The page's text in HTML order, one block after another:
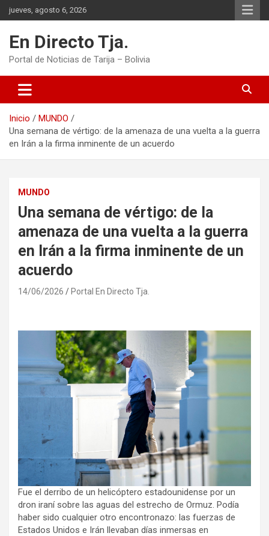
Saltar
al
jueves, agosto 6, 2026
En Directo Tja.
Portal de Noticias de Tarija – Bolivia
Inicio
MUNDO
Una semana de vértigo: de la amenaza de una vuelta a la guerra
en Irán a la firma inminente de un acuerdo
MUNDO
Una semana de vértigo: de la
amenaza de una vuelta a la guerra
en Irán a la firma inminente de un
acuerdo
14/06/2026 Portal En Directo Tja.
Fue el derribo de un helicóptero estadounidense por un
dron iraní sobre las aguas del estrecho de Ormuz. Podía
haber sido cualquier otro encontronazo: las fuerzas de
Estados Unidos e Irán llevaban días inmersas en